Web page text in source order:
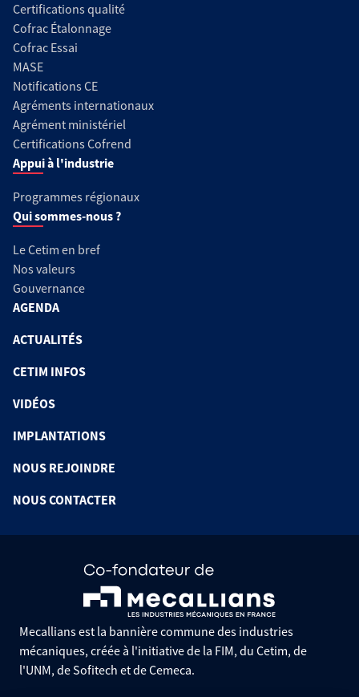
Certifications qualité
Cofrac Étalonnage
Cofrac Essai
MASE
Notifications CE
Agréments internationaux
Agrément ministériel
Certifications Cofrend
Appui à l'industrie
Programmes régionaux
Qui sommes-nous ?
Le Cetim en bref
Nos valeurs
Gouvernance
AGENDA
ACTUALITÉS
CETIM INFOS
VIDÉOS
IMPLANTATIONS
NOUS REJOINDRE
NOUS CONTACTER
Mecallians est la bannière commune des industries
mécaniques, créée à l'initiative de la FIM, du Cetim, de
l'UNM, de Sofitech et de Cemeca.